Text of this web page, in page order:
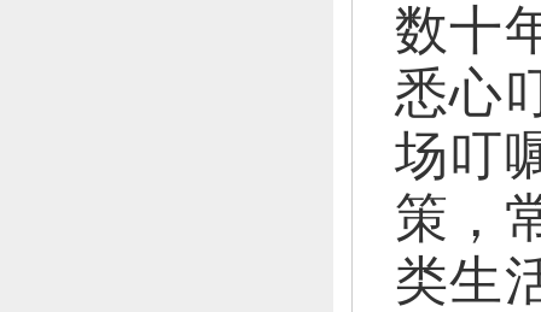
数十
悉心
场叮
策，
类生